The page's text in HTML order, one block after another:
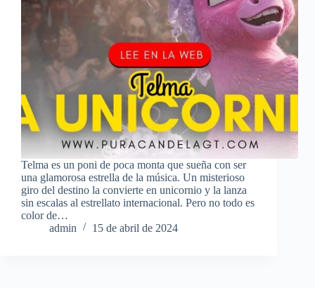
Telma es un poni de poca monta que sueña con ser
una glamorosa estrella de la música. Un misterioso
giro del destino la convierte en unicornio y la lanza
sin escalas al estrellato internacional. Pero no todo es
color de…
admin
15 de abril de 2024